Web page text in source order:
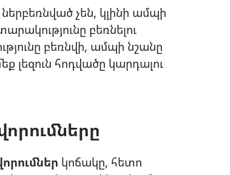
չեն, կլինի ամպի
բեռնելու
բեռնվի, ամպի նշանը
լեզուն հոդվածը կարդալու
կոճակը, հետո